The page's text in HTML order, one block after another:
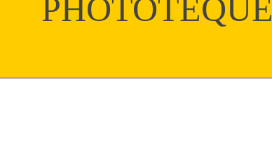
PHOTOTEQUE